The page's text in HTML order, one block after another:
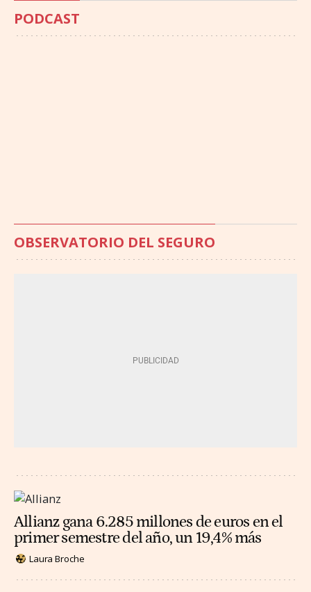
PODCAST
OBSERVATORIO DEL SEGURO
Allianz gana 6.285 millones de euros en el
primer semestre del año, un 19,4% más
Laura Broche